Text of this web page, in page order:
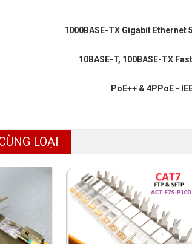
1000BASE-TX Gigabit
10BASE-T, 100BASE-TX
PoE++ & 4PPoE -
LOẠI